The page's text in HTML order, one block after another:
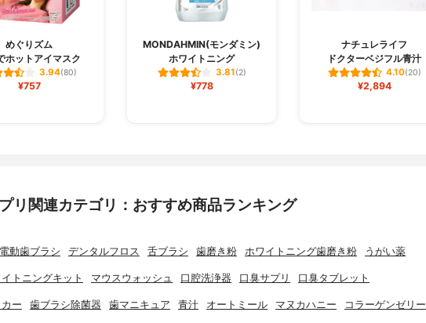
めぐりズム
ホットアイマスク
3.94(80)
¥757
MONDAHMIN(モンダミン)
ホワイトニング
3.81(2)
¥778
ナチュレライフ
ドクターベジフル青汁
4.10(20)
¥2,894
リ関連カテゴリ：おすすめ商品ランキング
電動歯ブラシ デンタルフロス 舌ブラシ 歯磨き粉 ホワイトニング歯磨き粉 うがい薬
トニングキット マウスウォッシュ 口腔洗浄器 口臭サプリ 口臭タブレット
ー 歯ブラシ除菌器 歯マニキュア 青汁 オートミール マヌカハニー コラーゲンゼリー